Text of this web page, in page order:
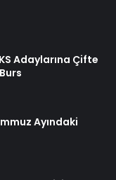
Adaylarına Çifte
Ayındaki